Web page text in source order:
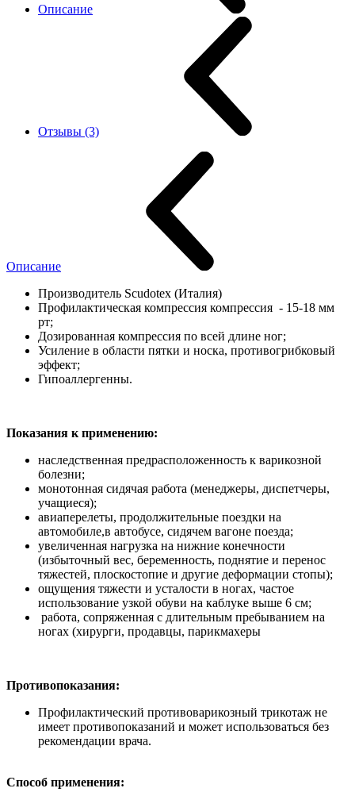
Описание
Отзывы (3)
Описание
Производитель Scudotex (Италия)
Профилактическая компрессия компрессия - 15-18 мм
рт;
Дозированная компрессия по всей длине ног;
Усиление в области пятки и носка, противогрибковый
эффект;
Гипоаллергенны.
Показания к применению:
наследственная предрасположенность к варикозной
болезни;
монотонная сидячая работа (менеджеры, диспетчеры,
учащиеся);
авиаперелеты, продолжительные поездки на
автомобиле,в автобусе, сидячем вагоне поезда;
увеличенная нагрузка на нижние конечности
(избыточный вес, беременность, поднятие и перенос
тяжестей, плоскостопие и другие деформации стопы);
ощущения тяжести и усталости в ногах, частое
использование узкой обуви на каблуке выше 6 см;
работа, сопряженная с длительным пребыванием на
ногах (хирурги, продавцы, парикмахеры
Противопоказания:
Профилактический противоварикозный трикотаж не
имеет противопоказаний и может использоваться без
рекомендации врача.
Способ применения: